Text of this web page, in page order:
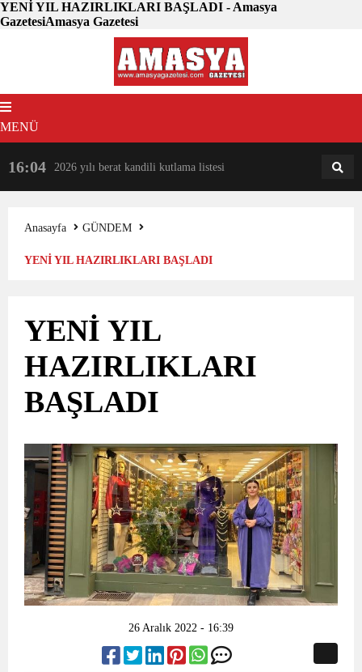
YENİ YIL HAZIRLIKLARI BAŞLADI - Amasya
GazetesiAmasya Gazetesi
MENÜ
16:04 2026 yılı berat kandili kutlama listesi 18:31
Anasayfa
GÜNDEM
YENİ YIL HAZIRLIKLARI BAŞLADI
YENİ YIL
HAZIRLIKLARI
BAŞLADI
26 Aralık 2022 - 16:39